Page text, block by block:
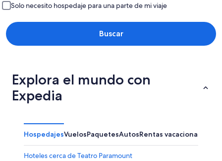
Solo necesito hospedaje para una parte de mi viaje
Buscar
Explora el mundo con
Expedia
HospedajesVuelosPaquetesAutosRentas vacacionales
Hoteles cerca de Teatro Paramount